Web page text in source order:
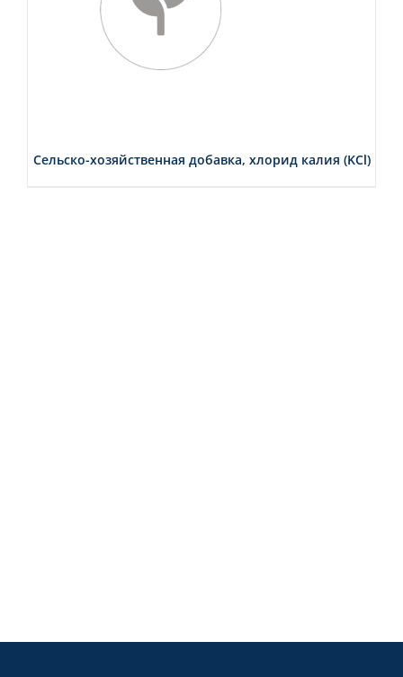
СМОТРЕТЬ
Сельско-хозяйственная добавка, хлорид калия (KCl)